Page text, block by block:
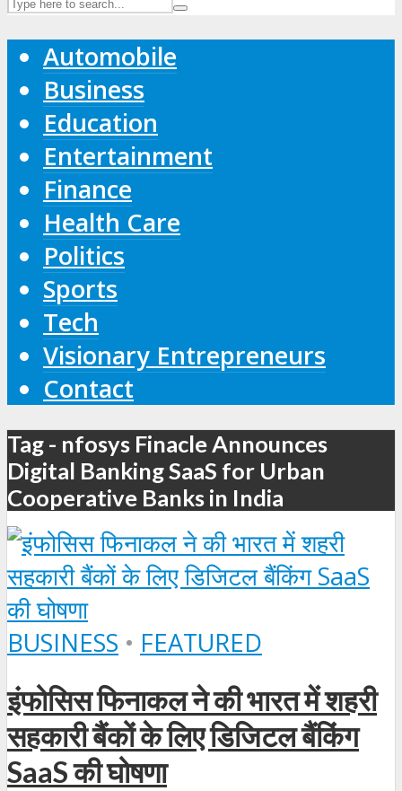
Automobile
Business
Education
Entertainment
Finance
Health Care
Politics
Sports
Tech
Visionary Entrepreneurs
Contact
Tag - nfosys Finacle Announces
Digital Banking SaaS for Urban
Cooperative Banks in India
BUSINESS • FEATURED
इंफोसिस फिनाकल ने की भारत में शहरी
सहकारी बैंकों के लिए डिजिटल बैंकिंग
SaaS की घोषणा